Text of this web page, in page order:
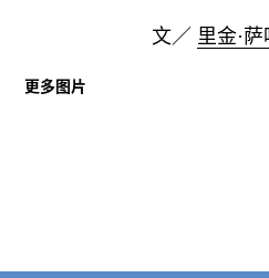
文／ 里金·
更多图片